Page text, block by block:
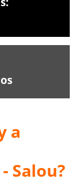
a
Salou?